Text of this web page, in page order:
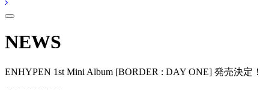
NEWS
ENHYPEN 1st Mini Album [BORDER : DAY ONE] 発売決定！